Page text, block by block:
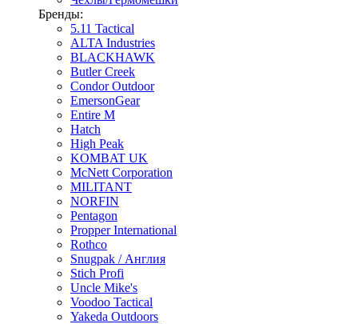
Бренды:
5.11 Tactical
ALTA Industries
BLACKHAWK
Butler Creek
Condor Outdoor
EmersonGear
Entire M
Hatch
High Peak
KOMBAT UK
McNett Corporation
MILITANT
NORFIN
Pentagon
Propper International
Rothco
Snugpak / Англия
Stich Profi
Uncle Mike's
Voodoo Tactical
Yakeda Outdoors